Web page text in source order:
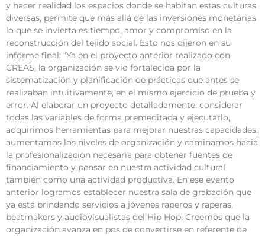
y hacer realidad los espacios donde se habitan estas culturas
diversas, permite que más allá de las inversiones monetarias
lo que se invierta es tiempo, amor y compromiso en la
reconstrucción del tejido social. Esto nos dijeron en su
informe final: “Ya en el proyecto anterior realizado con
CREAS, la organización se vio fortalecida por la
sistematización y planificación de prácticas que antes se
realizaban intuitivamente, en el mismo ejercicio de prueba y
error. Al elaborar un proyecto detalladamente, considerar
todas las variables de forma premeditada y ejecutarlo,
adquirimos herramientas para mejorar nuestras capacidades,
aumentamos los niveles de organización y caminamos hacia
la profesionalización necesaria para obtener fuentes de
financiamiento y pensar en nuestra actividad cultural
también como una actividad productiva. En ese evento
anterior logramos establecer nuestra sala de grabación que
ya está brindando servicios a jóvenes raperos y raperas,
beatmakers y audiovisualistas del Hip Hop. Creemos que la
organización avanza en pos de convertirse en referente de